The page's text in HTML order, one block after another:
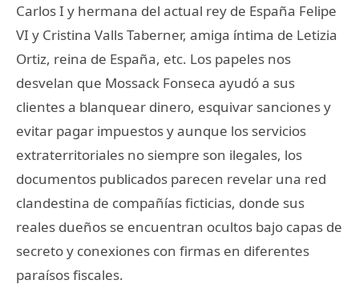
Carlos I y hermana del actual rey de España Felipe
VI y Cristina Valls Taberner, amiga íntima de Letizia
Ortiz, reina de España, etc. Los papeles nos
desvelan que Mossack Fonseca ayudó a sus
clientes a blanquear dinero, esquivar sanciones y
evitar pagar impuestos y aunque los servicios
extraterritoriales no siempre son ilegales, los
documentos publicados parecen revelar una red
clandestina de compañías ficticias, donde sus
reales dueños se encuentran ocultos bajo capas de
secreto y conexiones con firmas en diferentes
paraísos fiscales.